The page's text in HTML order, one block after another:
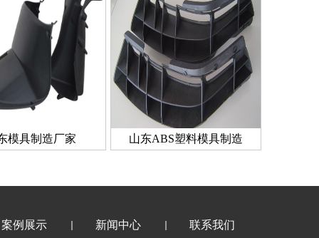
模具制造厂家 山东ABS塑料模具制造
案例展示 新闻中心 联系我们